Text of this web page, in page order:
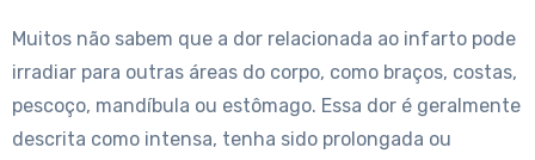
Muitos não sabem que a dor relacionada ao infarto pode
irradiar para outras áreas do corpo, como braços, costas,
pescoço, mandíbula ou estômago. Essa dor é geralmente
descrita como intensa, tenha sido prolongada ou